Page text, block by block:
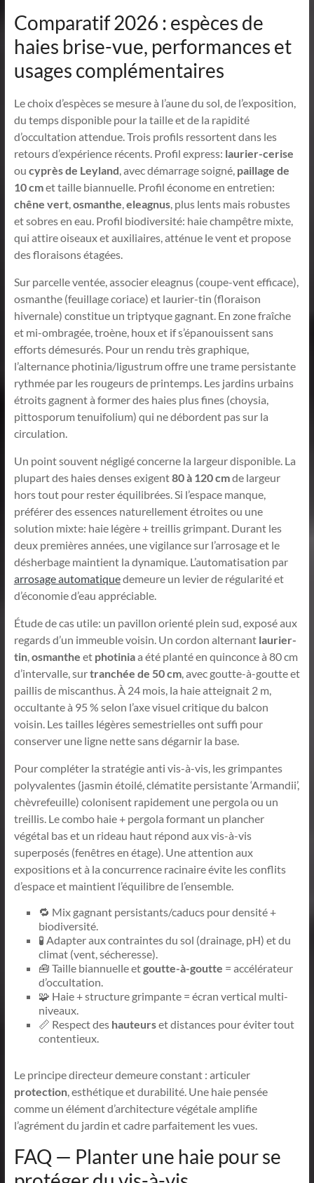
Comparatif 2026 : espèces de
haies brise-vue, performances et
usages complémentaires
Le choix d’espèces se mesure à l’aune du sol, de l’exposition,
du temps disponible pour la taille et de la rapidité
d’occultation attendue. Trois profils ressortent dans les
retours d’expérience récents. Profil express: laurier-cerise
ou cyprès de Leyland, avec démarrage soigné, paillage de
10 cmet taille biannuelle. Profil économe en entretien:
chêne vert,osmanthe,eleagnus, plus lents mais robustes
et sobres en eau. Profil biodiversité: haie champêtre mixte,
qui attire oiseaux et auxiliaires, atténue le vent et propose
des floraisons étagées.
Sur parcelle ventée, associer eleagnus (coupe-vent efficace),
osmanthe (feuillage coriace) et laurier-tin (floraison
hivernale) constitue un triptyque gagnant. En zone fraîche
et mi-ombragée, troène, houx et if s’épanouissent sans
efforts démesurés. Pour un rendu très graphique,
l’alternance photinia/ligustrum offre une trame persistante
rythmée par les rougeurs de printemps. Les jardins urbains
étroits gagnent à former des haies plus fines (choysia,
pittosporum tenuifolium) qui ne débordent pas sur la
circulation.
Un point souvent négligé concerne la largeur disponible. La
plupart des haies denses exigent80 à 120 cmde largeur
hors tout pour rester équilibrées. Si l’espace manque,
préférer des essences naturellement étroites ou une
solution mixte: haie légère + treillis grimpant. Durant les
deux premières années, une vigilance sur l’arrosage et le
désherbage maintient la dynamique. L’automatisation par
arrosage automatiquedemeure un levier de régularité et
d’économie d’eau appréciable.
Étude de cas utile: un pavillon orienté plein sud, exposé aux
regards d’un immeuble voisin. Un cordon alternant laurier-
tin,osmanthe et photiniaa été planté en quinconce à 80 cm
d’intervalle, surtranchée de 50 cm, avec goutte-à-goutte et
paillis de miscanthus. À 24 mois, la haie atteignait 2 m,
occultante à 95 % selon l’axe visuel critique du balcon
voisin. Les tailles légères semestrielles ont suffi pour
conserver une ligne nette sans dégarnir la base.
Pour compléter la stratégie anti vis-à-vis, les grimpantes
polyvalentes (jasmin étoilé, clématite persistante ‘Armandii’,
chèvrefeuille) colonisent rapidement une pergola ou un
treillis. Le combo haie + pergola formant un plancher
végétal bas et un rideau haut répond aux vis-à-vis
superposés (fenêtres en étage). Une attention aux
expositions et à la concurrence racinaire évite les conflits
d’espace et maintient l’équilibre de l’ensemble.
🔁 Mix gagnant persistants/caducs pour densité +
biodiversité.
🧪 Adapter aux contraintes du sol (drainage, pH) et du
climat (vent, sécheresse).
🧰 Taille biannuelle etgoutte-à-goutte = accélérateur
d’occultation.
🧩 Haie + structure grimpante = écran vertical multi-
niveaux.
📏 Respect des hauteurset distances pour éviter tout
contentieux.
Le principe directeur demeure constant : articuler
protection, esthétique et durabilité. Une haie pensée
comme un élément d’architecture végétale amplifie
l’agrément du jardin et cadre parfaitement les vues.
FAQ — Planter une haie pour se